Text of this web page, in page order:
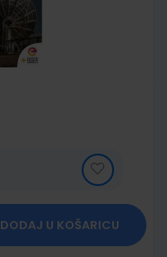
DODAJ U KOŠARICU